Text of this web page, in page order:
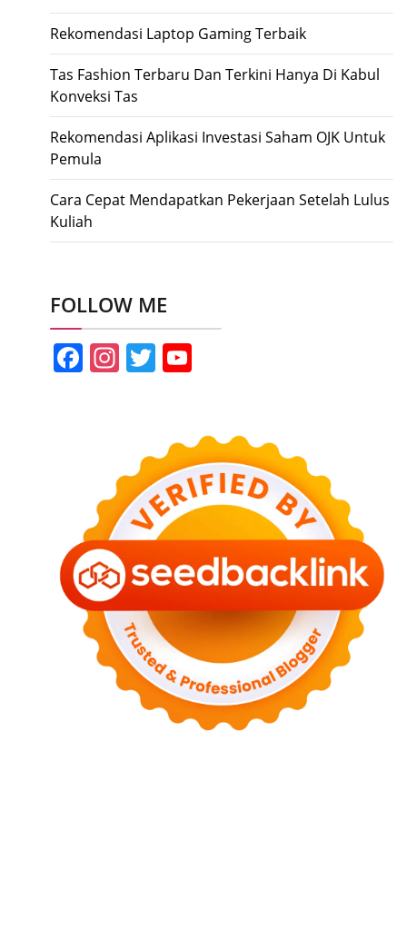
Rekomendasi Laptop Gaming Terbaik
Tas Fashion Terbaru Dan Terkini Hanya Di Kabul
Konveksi Tas
Rekomendasi Aplikasi Investasi Saham OJK Untuk
Pemula
Cara Cepat Mendapatkan Pekerjaan Setelah Lulus
Kuliah
FOLLOW ME
Facebook
Instagram
Twitter